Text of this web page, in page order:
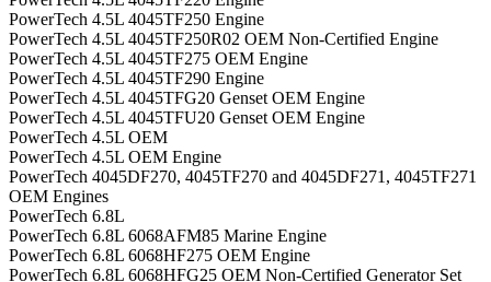
PowerTech 4.5L 4045TF250 Engine
PowerTech 4.5L 4045TF250R02 OEM Non-Certified Engine
PowerTech 4.5L 4045TF275 OEM Engine
PowerTech 4.5L 4045TF290 Engine
PowerTech 4.5L 4045TFG20 Genset OEM Engine
PowerTech 4.5L 4045TFU20 Genset OEM Engine
PowerTech 4.5L OEM
PowerTech 4.5L OEM Engine
PowerTech 4045DF270, 4045TF270 and 4045DF271, 4045TF271
OEM Engines
PowerTech 6.8L
PowerTech 6.8L 6068AFM85 Marine Engine
PowerTech 6.8L 6068HF275 OEM Engine
PowerTech 6.8L 6068HFG25 OEM Non-Certified Generator Set